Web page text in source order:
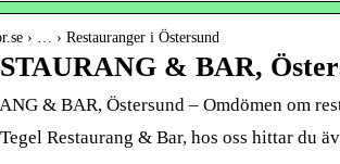
› … › Restauranger i Östersund
& BAR,
& BAR, Östersund – Omdömen om
Restaurang & Bar, hos oss hittar du